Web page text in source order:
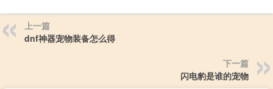
上一篇
dnf神器宠物装备怎么得
下一篇
闪电豹是谁的宠物